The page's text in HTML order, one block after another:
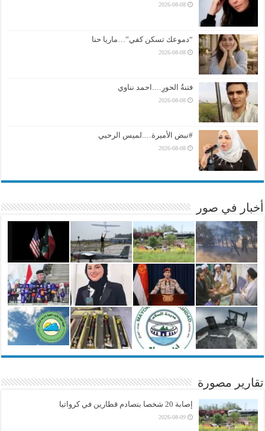
2026-08-08
“دموعك تسكن كفي”…ماريا حنا
2026-08-08
فتنةُ الحورِ….احمد نناوي
2026-08-08
#نبض الأميرة….لميس الرحبي
2026-08-08
أخبار في صور
تقارير مصورة
إصابة 20 شخصا بتصادم قطارين في كرواتيا
2026-08-09